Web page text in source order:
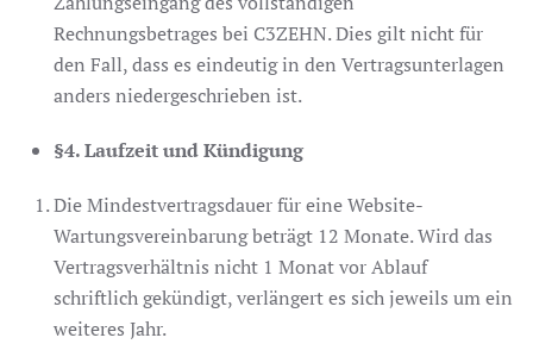
Rechnungsbetrages bei C3ZEHN. Dies gilt nicht für
den Fall, dass es eindeutig in den Vertragsunterlagen
anders niedergeschrieben ist.
§4. Laufzeit und Kündigung
Die Mindestvertragsdauer für eine Website-
Wartungsvereinbarung beträgt 12 Monate. Wird das
Vertragsverhältnis nicht 1 Monat vor Ablauf
schriftlich gekündigt, verlängert es sich jeweils um ein
weiteres Jahr.